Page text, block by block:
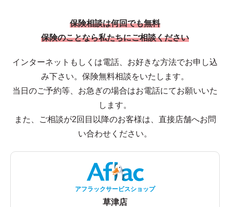
保険相談は何回でも無料
保険のことなら私たちにご相談ください
インターネットもしくは電話、お好きな方法でお申し込
み下さい。保険無料相談をいたします。
当日のご予約等、お急ぎの場合はお電話にてお願いいた
します。
また、ご相談が2回目以降のお客様は、直接店舗へお問
い合わせください。
アフラックサービスショップ
草津店